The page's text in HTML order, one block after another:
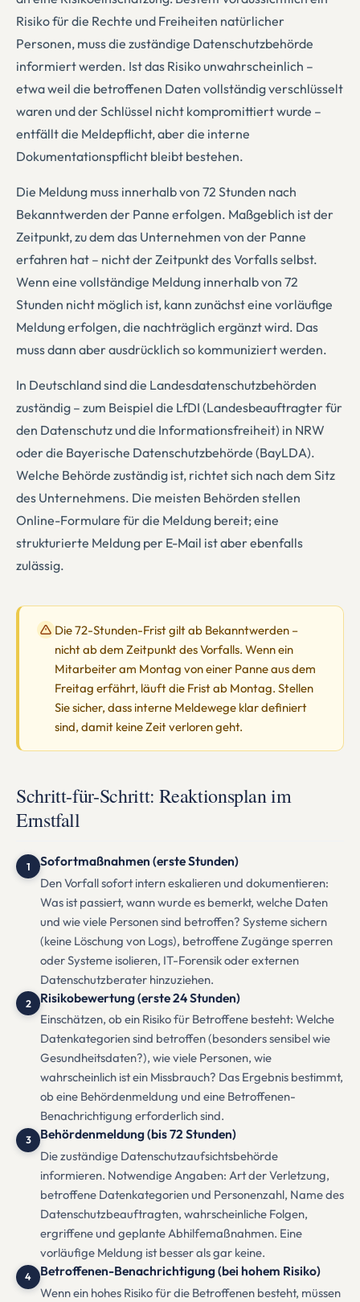
Risiko für die Rechte und Freiheiten natürlicher
Personen, muss die zuständige Datenschutzbehörde
informiert werden. Ist das Risiko unwahrscheinlich –
etwa weil die betroffenen Daten vollständig verschlüsselt
waren und der Schlüssel nicht kompromittiert wurde –
entfällt die Meldepflicht, aber die interne
Dokumentationspflicht bleibt bestehen.
Die Meldung muss innerhalb von 72 Stunden nach
Bekanntwerden der Panne erfolgen. Maßgeblich ist der
Zeitpunkt, zu dem das Unternehmen von der Panne
erfahren hat – nicht der Zeitpunkt des Vorfalls selbst.
Wenn eine vollständige Meldung innerhalb von 72
Stunden nicht möglich ist, kann zunächst eine vorläufige
Meldung erfolgen, die nachträglich ergänzt wird. Das
muss dann aber ausdrücklich so kommuniziert werden.
In Deutschland sind die Landesdatenschutzbehörden
zuständig – zum Beispiel die LfDI (Landesbeauftragter für
den Datenschutz und die Informationsfreiheit) in NRW
oder die Bayerische Datenschutzbehörde (BayLDA).
Welche Behörde zuständig ist, richtet sich nach dem Sitz
des Unternehmens. Die meisten Behörden stellen
Online-Formulare für die Meldung bereit; eine
strukturierte Meldung per E-Mail ist aber ebenfalls
zulässig.
Die 72-Stunden-Frist gilt ab Bekanntwerden –
nicht ab dem Zeitpunkt des Vorfalls. Wenn ein
Mitarbeiter am Montag von einer Panne aus dem
Freitag erfährt, läuft die Frist ab Montag. Stellen
Sie sicher, dass interne Meldewege klar definiert
sind, damit keine Zeit verloren geht.
Schritt-für-Schritt: Reaktionsplan im
Ernstfall
1 Sofortmaßnahmen (erste Stunden)
Den Vorfall sofort intern eskalieren und dokumentieren:
Was ist passiert, wann wurde es bemerkt, welche Daten
und wie viele Personen sind betroffen? Systeme sichern
(keine Löschung von Logs), betroffene Zugänge sperren
oder Systeme isolieren, IT-Forensik oder externen
Datenschutzberater hinzuziehen.
2 Risikobewertung (erste 24 Stunden)
Einschätzen, ob ein Risiko für Betroffene besteht: Welche
Datenkategorien sind betroffen (besonders sensibel wie
Gesundheitsdaten?), wie viele Personen, wie
wahrscheinlich ist ein Missbrauch? Das Ergebnis bestimmt,
ob eine Behördenmeldung und eine Betroffenen-
Benachrichtigung erforderlich sind.
3 Behördenmeldung (bis 72 Stunden)
Die zuständige Datenschutzaufsichtsbehörde
informieren. Notwendige Angaben: Art der Verletzung,
betroffene Datenkategorien und Personenzahl, Name des
Datenschutzbeauftragten, wahrscheinliche Folgen,
ergriffene und geplante Abhilfemaßnahmen. Eine
vorläufige Meldung ist besser als gar keine.
4 Betroffenen-Benachrichtigung (bei hohem Risiko)
Wenn ein hohes Risiko für die Betroffenen besteht, müssen